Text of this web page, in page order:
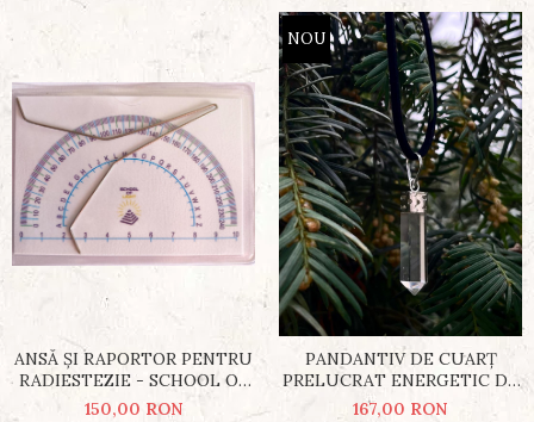
ANSĂ ȘI RAPORTOR PENTRU
RADIESTEZIE - SCHOOL OF
LIGHT
150,00 RON
NOU
PANDANTIV DE CUARȚ
PRELUCRAT ENERGETIC DE
ALEXANDRU RĂDUCANU
167,00 RON